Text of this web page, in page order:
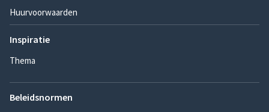
Huurvoorwaarden
Inspiratie
Thema
Beleidsnormen